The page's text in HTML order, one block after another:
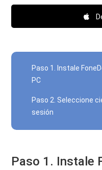
Paso 1. Instale
PC
Paso 2. Seleccione
sesión
Paso 1. Instale